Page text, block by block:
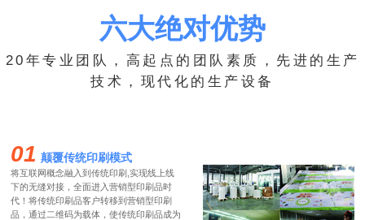
六大绝对优势
20年专业团队，高起点的团队素质，先进的生产
技术，现代化的生产设备
01 颠覆传统印刷模式
将互联网概念融入到传统印刷,实现线上线
下的无缝对接，全面进入营销型印刷品时
代！将传统印刷品客户转移到营销型印刷
品，通过二维码为载体，使传统印刷品成为